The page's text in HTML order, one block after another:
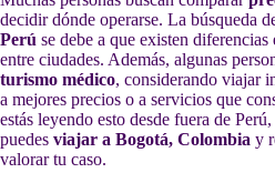
decidir dónde operarse. La búsqueda
Perú se debe a que existen
entre ciudades. Además, algunas
turismo médico, considerando viajar
a mejores precios o a servicios que
estás leyendo esto desde fuera de
puedes viajar a Bogotá, Colombia y
valorar tu caso.